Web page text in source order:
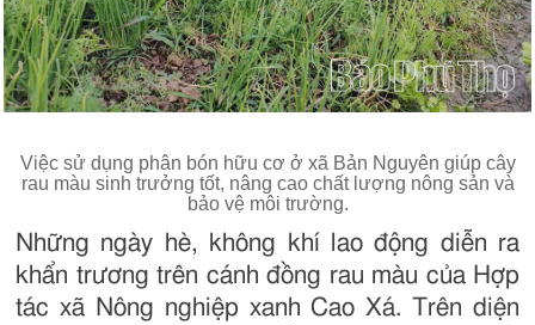
Việc sử dụng phân bón hữu cơ ở xã Bản Nguyên giúp cây
rau màu sinh trưởng tốt, nâng cao chất lượng nông sản và
bảo vệ môi trường.
Những ngày hè, không khí lao động diễn ra
khẩn trương trên cánh đồng rau màu của Hợp
tác xã Nông nghiệp xanh Cao Xá. Trên diện